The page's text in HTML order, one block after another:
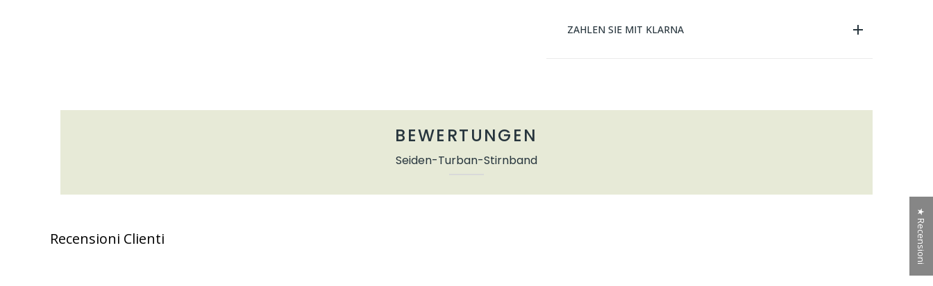
ZAHLEN SIE MIT KLARNA
BEWERTUNGEN
Seiden-Turban-Stirnband
Recensioni Clienti ★ Recensioni